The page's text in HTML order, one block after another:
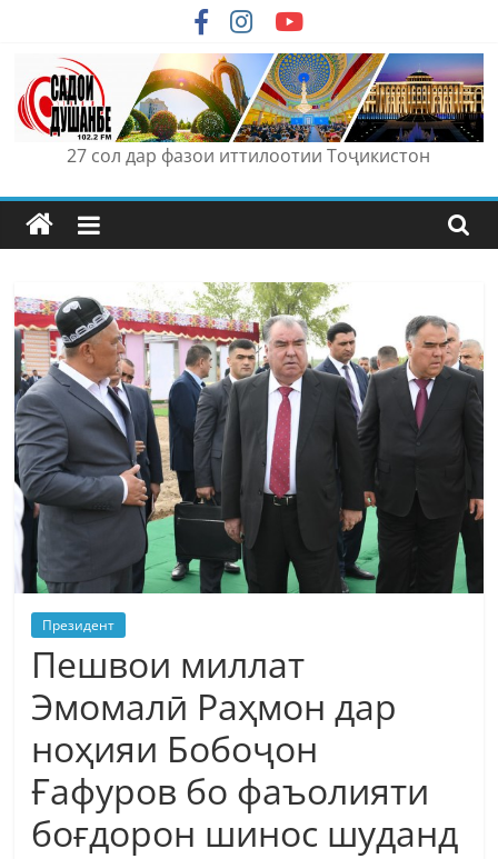
content
27 сол дар фазои иттилоотии Тоҷикистон
Президент
Пешвои миллат
Эмомалӣ Раҳмон дар
ноҳияи Бобоҷон
Ғафуров бо фаъолияти
боғдорон шинос шуданд